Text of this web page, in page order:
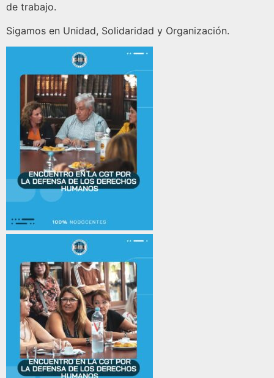
de trabajo.
Sigamos en Unidad, Solidaridad y Organización.